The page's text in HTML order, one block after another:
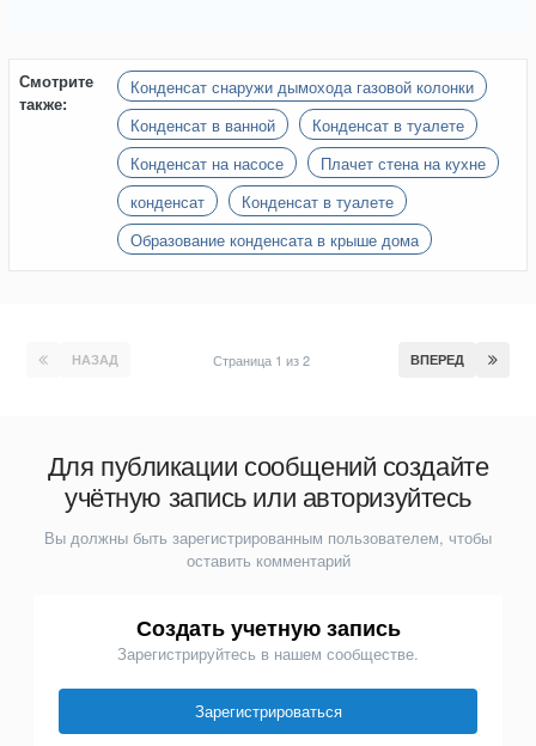
Смотрите
также:
Конденсат снаружи дымохода газовой колонки
Конденсат в ванной
Конденсат в туалете
Конденсат на насосе
Плачет стена на кухне
конденсат
Конденсат в туалете
Образование конденсата в крыше дома
НАЗАД ВПЕРЕД
Страница 1 из 2
Для публикации сообщений создайте
учётную запись или авторизуйтесь
Вы должны быть зарегистрированным пользователем, чтобы
оставить комментарий
Создать учетную запись
Зарегистрируйтесь в нашем сообществе.
Зарегистрироваться